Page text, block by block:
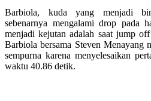
Barbiola, kuda yang menjadi
sebenarnya mengalami drop pada
menjadi kejutan adalah saat jump
Barbiola bersama Steven Menayang
sempurna karena menyelesaikan
waktu 40.86 detik.